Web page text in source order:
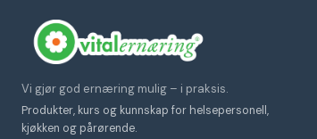
Vi gjør god ernæring mulig – i praksis.
Produkter, kurs og kunnskap for helsepersonell,
kjøkken og pårørende.